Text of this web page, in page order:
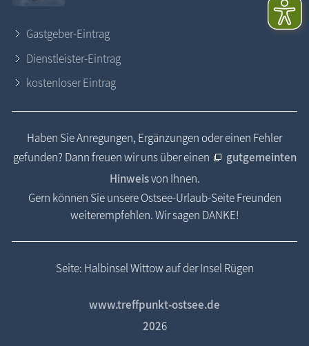
Gastgeber-Eintrag
Dienstleister-Eintrag
kostenloser Eintrag
Haben Sie Anregungen, Ergänzungen oder einen Fehler
gefunden? Dann freuen wir uns über einen
gutgemeinten
Hinweisvon Ihnen.
Gern können Sie unsere Ostsee-Urlaub-Seite Freunden
weiterempfehlen. Wir sagen DANKE!
Seite: Halbinsel Wittow auf der Insel Rügen
www.treffpunkt-ostsee.de
2026